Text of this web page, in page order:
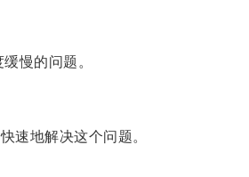
慢的问题。
地解决这个问题。